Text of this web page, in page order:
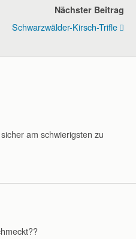
Nächster Beitrag
Schwarzwälder-Kirsch-Trifle
am schwierigsten zu